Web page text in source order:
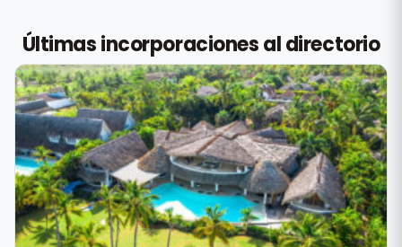
Últimas incorporaciones al directorio